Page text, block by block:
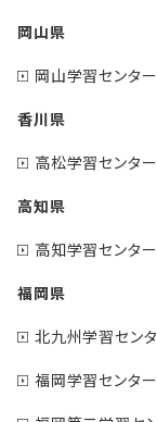
岡山県
岡山学習センタ
香川県
高松学習センタ
高知県
高知学習センタ
福岡県
北九州学習セン
福岡学習センタ